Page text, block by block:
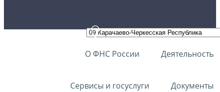
О ФНС России Деятельность
Сервисы и госуслуги Документы